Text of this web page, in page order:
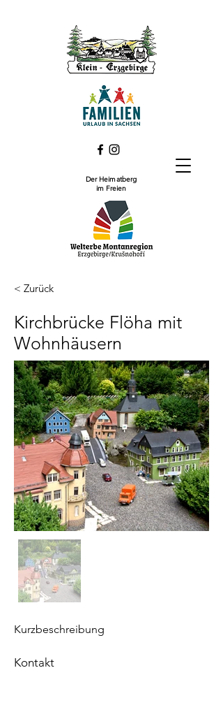
Der Heimatberg
im Freien
< Zurück
Kirchbrücke Flöha mit
Wohnhäusern
Kurzbeschreibung
Kontakt